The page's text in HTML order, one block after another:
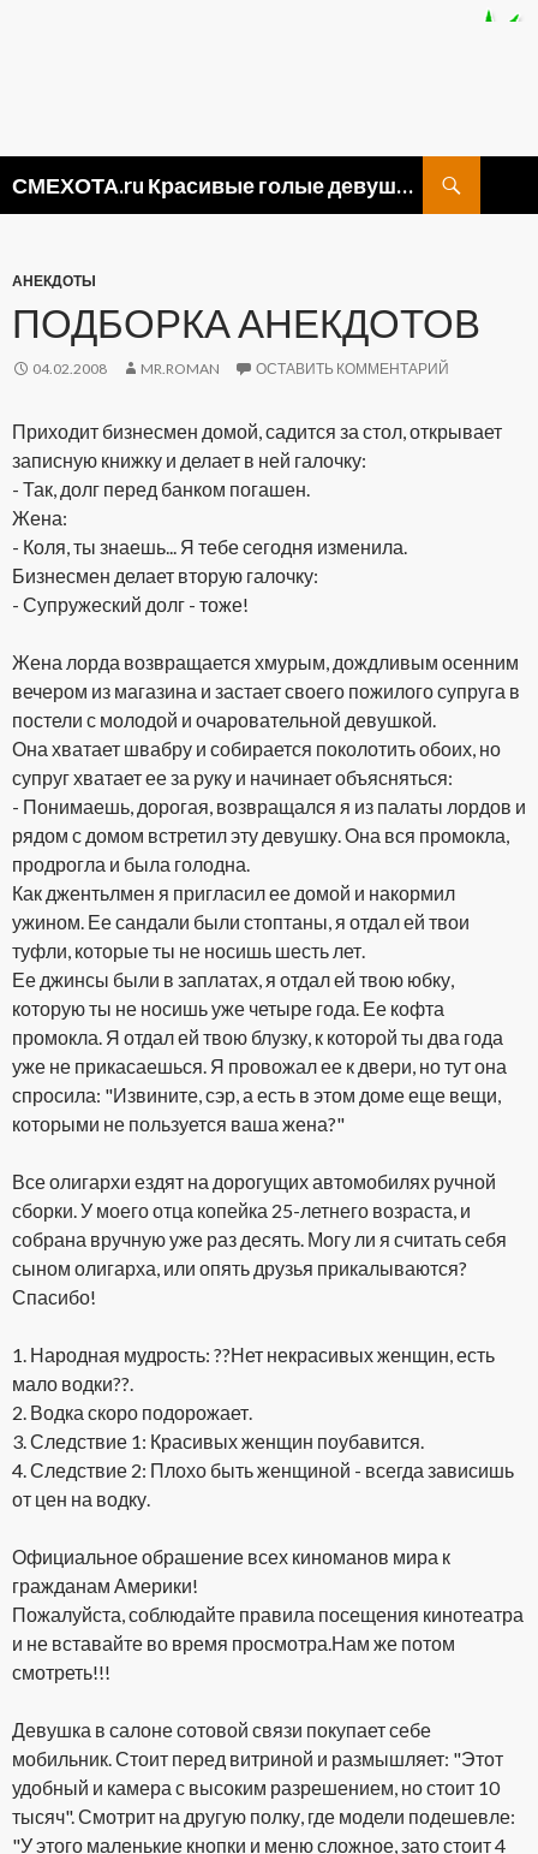
СМЕХОТА.ru Красивые голые девушки, прикольные картинки ню и видео приколы
АНЕКДОТЫ
ПОДБОРКА АНЕКДОТОВ
04.02.2008 MR.ROMAN ОСТАВИТЬ КОММЕНТАРИЙ
Приходит бизнесмен домой, садится за стол, открывает
записную книжку и делает в ней галочку:
- Так, долг перед банком погашен.
Жена:
- Коля, ты знаешь... Я тебе сегодня изменила.
Бизнесмен делает вторую галочку:
- Супружеский долг - тоже!
Жена лорда возвращается хмурым, дождливым осенним
вечером из магазина и застает своего пожилого супруга в
постели с молодой и очаровательной девушкой.
Она хватает швабру и собирается поколотить обоих, но
супруг хватает ее за руку и начинает объясняться:
- Понимаешь, дорогая, возвращался я из палаты лордов и
рядом с домом встретил эту девушку. Она вся промокла,
продрогла и была голодна.
Как джентьлмен я пригласил ее домой и накормил
ужином. Ее сандали были стоптаны, я отдал ей твои
туфли, которые ты не носишь шесть лет.
Ее джинсы были в заплатах, я отдал ей твою юбку,
которую ты не носишь уже четыре года. Ее кофта
промокла. Я отдал ей твою блузку, к которой ты два года
уже не прикасаешься. Я провожал ее к двери, но тут она
спросила: "Извините, сэр, а есть в этом доме еще вещи,
которыми не пользуется ваша жена?"
Все олигархи ездят на дорогущих автомобилях ручной
сборки. У моего отца копейка 25-летнего возраста, и
собрана вручную уже раз десять. Могу ли я считать себя
сыном олигарха, или опять друзья прикалываются?
Спасибо!
1. Народная мудрость: ??Нет некрасивых женщин, есть
мало водки??.
2. Водка скоро подорожает.
3. Следствие 1: Красивых женщин поубавится.
4. Следствие 2: Плохо быть женщиной - всегда зависишь
от цен на водку.
Официальное обрашение всех киноманов мира к
гражданам Америки!
Пожалуйста, соблюдайте правила посещения кинотеатра
и не вставайте во время просмотра.Нам же потом
смотреть!!!
Девушка в салоне сотовой связи покупает себе
мобильник. Стоит перед витриной и размышляет: "Этот
удобный и камера с высоким разрешением, но стоит 10
тысяч". Смотрит на другую полку, где модели подешевле:
"У этого маленькие кнопки и меню сложное, зато стоит 4